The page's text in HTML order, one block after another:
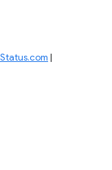
|